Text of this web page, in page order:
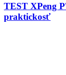
TEST XPeng
praktickosť